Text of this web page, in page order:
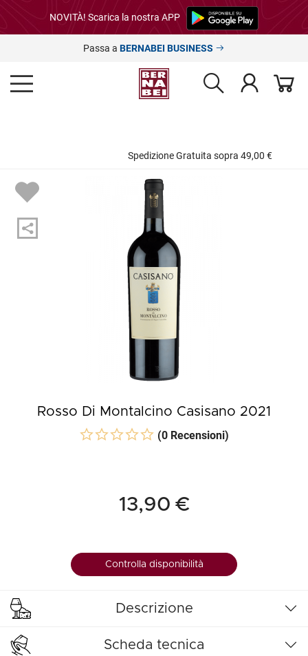
NOVITÀ! Scarica la nostra APP
Passa a BERNABEI BUSINESS
Scegli la Spedizione con il Gift Pack per i tuoi regali!
Rosso Di Montalcino Casisano 2021
(0 Recensioni)
13,90 €
Controlla disponibilità
Descrizione
Scheda tecnica